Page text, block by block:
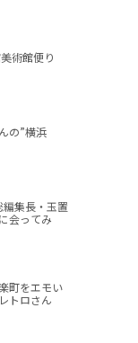
術館便り
の”横浜
編集長・玉置
会ってみ
町をエモい
トロさん